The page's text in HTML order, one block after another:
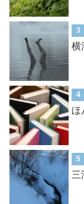
3
横
4
ほ
5
三